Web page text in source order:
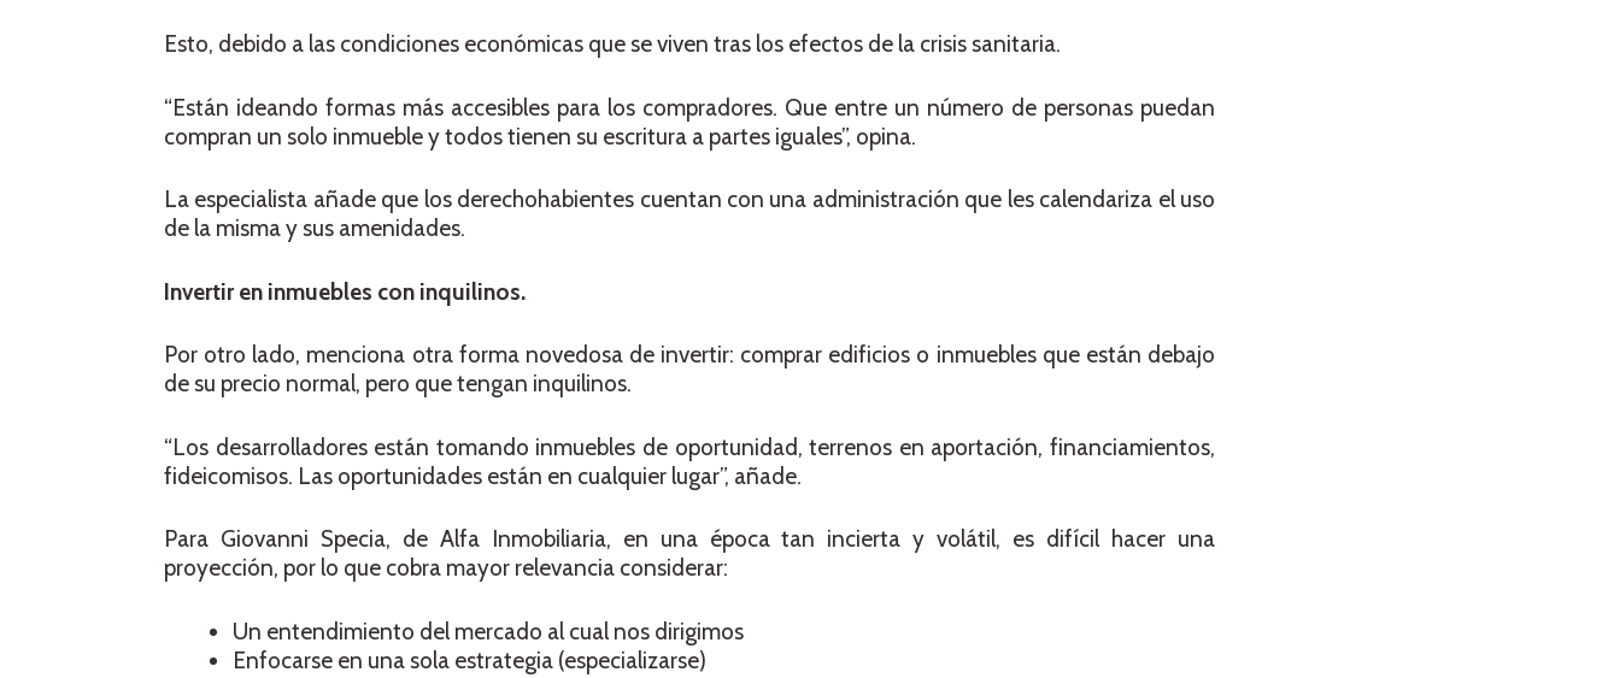
Esto, debido a las condiciones económicas que se viven tras los efectos de la crisis sanitaria.
“Están ideando formas más accesibles para los compradores. Que entre un número de personas puedan
compran un solo inmueble y todos tienen su escritura a partes iguales”, opina.
La especialista añade que los derechohabientes cuentan con una administración que les calendariza el uso
de la misma y sus amenidades.
Invertir en inmuebles con inquilinos.
Por otro lado, menciona otra forma novedosa de invertir: comprar edificios o inmuebles que están debajo
de su precio normal, pero que tengan inquilinos.
“Los desarrolladores están tomando inmuebles de oportunidad, terrenos en aportación, financiamientos,
fideicomisos. Las oportunidades están en cualquier lugar”, añade.
Para Giovanni Specia, de Alfa Inmobiliaria, en una época tan incierta y volátil, es difícil hacer una
proyección, por lo que cobra mayor relevancia considerar:
Un entendimiento del mercado al cual nos dirigimos
Enfocarse en una sola estrategia (especializarse)